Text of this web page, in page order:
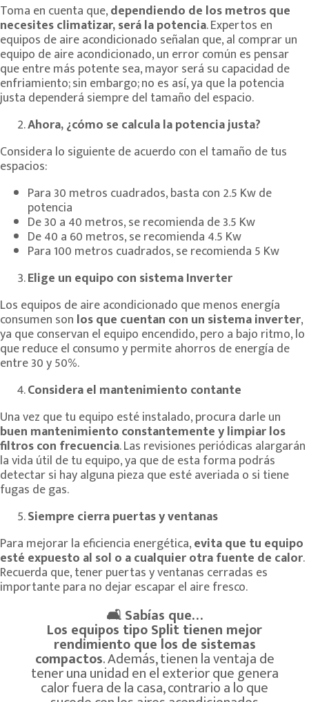
Toma en cuenta que,dependiendo de los metros que
necesites climatizar, será la potencia. Expertos en
equipos de aire acondicionado señalan que, al comprar un
equipo de aire acondicionado, un error común es pensar
que entre más potente sea, mayor será su capacidad de
enfriamiento; sin embargo; no es así, ya que la potencia
justa dependerá siempre del tamaño del espacio.
Ahora, ¿cómo se calcula la potencia justa?
Considera lo siguiente de acuerdo con el tamaño de tus
espacios:
Para 30 metros cuadrados, basta con 2.5 Kw de
potencia
De 30 a 40 metros, se recomienda de 3.5 Kw
De 40 a 60 metros, se recomienda 4.5 Kw
Para 100 metros cuadrados, se recomienda 5 Kw
Elige un equipo con sistema Inverter
Los equipos de aire acondicionado que menos energía
consumen son los que cuentan con un sistema inverter,
ya que conservan el equipo encendido, pero a bajo ritmo, lo
que reduce el consumo y permite ahorros de energía de
entre 30 y 50%.
Considera el mantenimiento contante
Una vez que tu equipo esté instalado, procura darle un
buen mantenimiento constantemente y limpiar los
filtros con frecuencia. Las revisiones periódicas alargarán
la vida útil de tu equipo, ya que de esta forma podrás
detectar si hay alguna pieza que esté averiada o si tiene
fugas de gas.
Siempre cierra puertas y ventanas
Para mejorar la eficiencia energética,evita que tu equipo
esté expuesto al sol o a cualquier otra fuente de calor.
Recuerda que, tener puertas y ventanas cerradas es
importante para no dejar escapar el aire fresco.
🛋Sabías que…
Los equipos tipo Split tienen mejor
rendimiento que los de sistemas
compactos. Además, tienen la ventaja de
tener una unidad en el exterior que genera
calor fuera de la casa, contrario a lo que